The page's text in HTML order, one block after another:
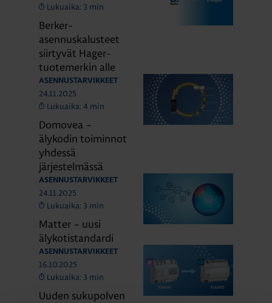
Lukuaika: 3 min
Berker-
asennuskalusteet
siirtyvät Hager-
tuotemerkin alle
ASENNUSTARVIKKEET
24.11.2025
Lukuaika: 4 min
Domovea –
älykodin toiminnot
yhdessä
järjestelmässä
ASENNUSTARVIKKEET
24.11.2025
Lukuaika: 3 min
Matter – uusi
älykotistandardi
ASENNUSTARVIKKEET
16.10.2025
Lukuaika: 3 min
Uuden sukupolven